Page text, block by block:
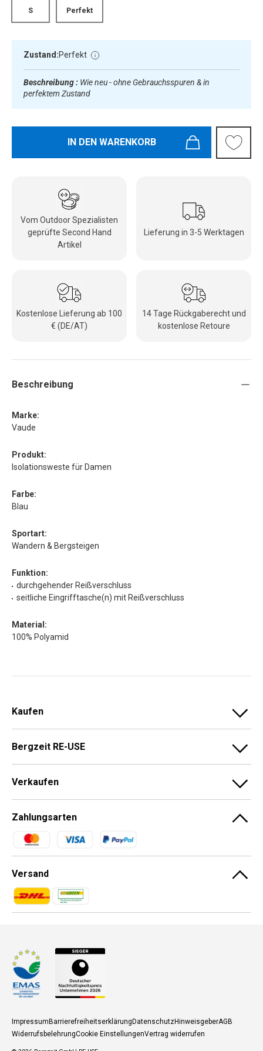
S Perfekt
Zustand:Perfekt
Beschreibung : Wie neu - ohne Gebrauchsspuren & in
perfektem Zustand
IN DEN WARENKORB
Vom Outdoor Spezialisten
geprüfte Second Hand
Artikel
Lieferung in 3-5 Werktagen
Kostenlose Lieferung ab 100
€ (DE/AT)
14 Tage Rückgaberecht und
kostenlose Retoure
Beschreibung
Marke:
Vaude
Produkt:
Isolationsweste für Damen
Farbe:
Blau
Sportart:
Wandern & Bergsteigen
Funktion:
durchgehender Reißverschluss
seitliche Eingrifftasche(n) mit Reißverschluss
Material:
100% Polyamid
Kaufen
Bergzeit RE-USE
Verkaufen
Zahlungsarten
Zahlungsmethoden
Versand
Zahlungsmethoden
Zahlungsmethoden
ImpressumBarrierefreiheitserklärungDatenschutzHinweisgeberAGB
WiderrufsbelehrungCookie EinstellungenVertrag widerrufen